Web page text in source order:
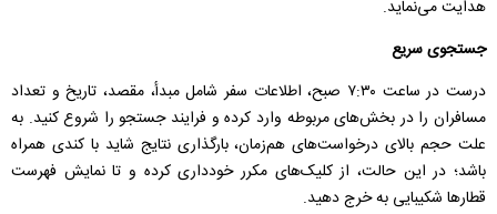
هدایت می‌نماید.
جستجوی سریع
درست در ساعت ۷:۳۰ صبح، اطلاعات سفر شامل مبدأ، مقصد، تاریخ و تعداد
مسافران را در بخش‌های مربوطه وارد کرده و فرایند جستجو را شروع کنید. به
علت حجم بالای درخواست‌های هم‌زمان، بارگذاری نتایج شاید با کندی همراه
باشد؛ در این حالت، از کلیک‌های مکرر خودداری کرده و تا نمایش فهرست
قطارها شکیبایی به خرج دهید.